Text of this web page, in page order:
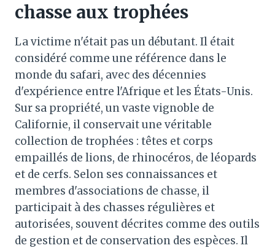
chasse aux trophées
La victime n'était pas un débutant. Il était
considéré comme une référence dans le
monde du safari, avec des décennies
d'expérience entre l'Afrique et les États-Unis.
Sur sa propriété, un vaste vignoble de
Californie, il conservait une véritable
collection de trophées : têtes et corps
empaillés de lions, de rhinocéros, de léopards
et de cerfs. Selon ses connaissances et
membres d'associations de chasse, il
participait à des chasses régulières et
autorisées, souvent décrites comme des outils
de gestion et de conservation des espèces. Il